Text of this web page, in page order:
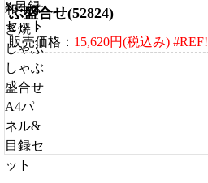
ぶ盛合せ(52824)
販売価格： 15,620円(税込み) #REF!